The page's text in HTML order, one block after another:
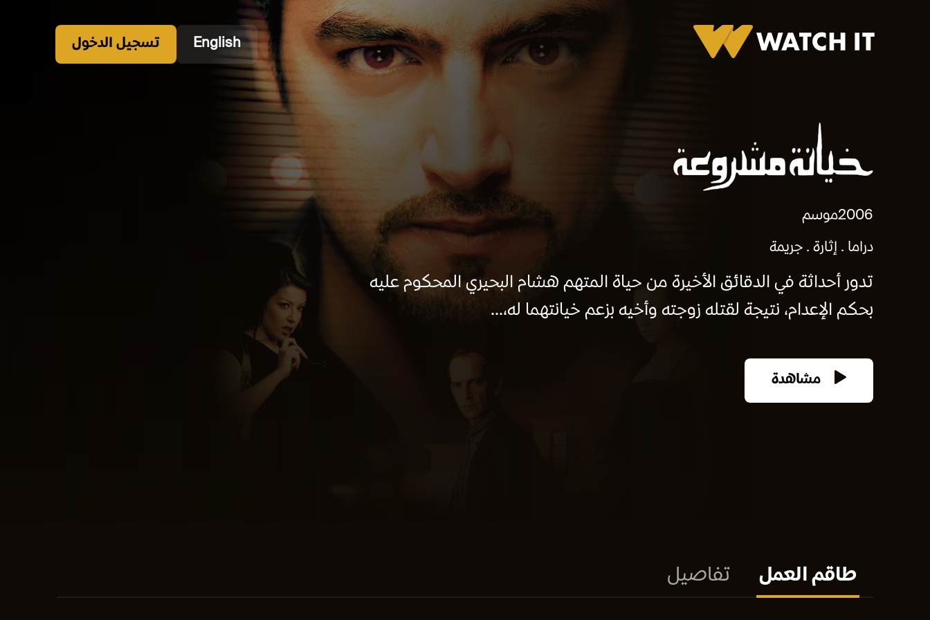
English تسجيل الدخول
2006موسم
دراما
إثارة جريمة
تدور أحداثة في الدقائق الأخيرة من حياة المتهم هشام البحيري المحكوم عليه
بحكم الإعدام، نتيجة لقتله زوجته وأخيه بزعم خيانتهما له،...
مشاهدة
طاقم العمل تفاصيل